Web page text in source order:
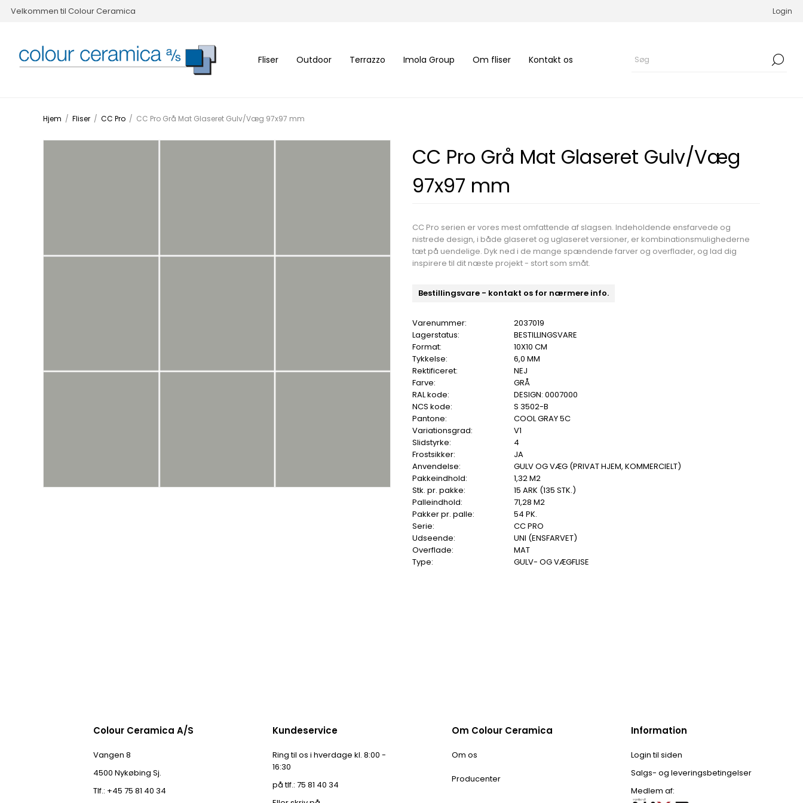
Velkommen til Colour Ceramica Login
Fliser Outdoor Terrazzo Imola Group Om fliser Kontakt os
Hjem / Fliser / CC Pro / CC Pro Grå Mat Glaseret Gulv/Væg 97x97 mm
CC Pro Grå Mat Glaseret Gulv/Væg
97x97 mm
CC Pro serien er vores mest omfattende af slagsen. Indeholdende ensfarvede og
nistrede design, i både glaseret og uglaseret versioner, er kombinationsmulighederne
tæt på uendelige. Dyk ned i de mange spændende farver og overflader, og lad dig
inspirere til dit næste projekt - stort som småt.
Bestillingsvare - kontakt os for nærmere info.
Varenummer:
2037019
Lagerstatus:
BESTILLINGSVARE
Format:
10X10 CM
Tykkelse:
6,0 MM
Rektificeret:
NEJ
Farve:
GRÅ
RAL kode:
DESIGN: 0007000
NCS kode:
S 3502-B
Pantone:
COOL GRAY 5C
Variationsgrad:
V1
Slidstyrke:
4
Frostsikker:
JA
Anvendelse:
GULV OG VÆG (PRIVAT HJEM, KOMMERCIELT)
Pakkeindhold:
1,32 M2
Stk. pr. pakke:
15 ARK (135 STK.)
Palleindhold:
71,28 M2
Pakker pr. palle:
54 PK.
Serie:
CC PRO
Udseende:
UNI (ENSFARVET)
Overflade:
MAT
Type:
GULV- OG VÆGFLISE
Colour Ceramica A/S
Vangen 8
4500 Nykøbing Sj.
Tlf.: +45 75 81 40 34
Kundeservice
Ring til os i hverdage kl. 8:00 -
16:30
på tlf.: 75 81 40 34
Om Colour Ceramica
Om os
Producenter
Information
Login til siden
Salgs- og leveringsbetingelser
Medlem af: